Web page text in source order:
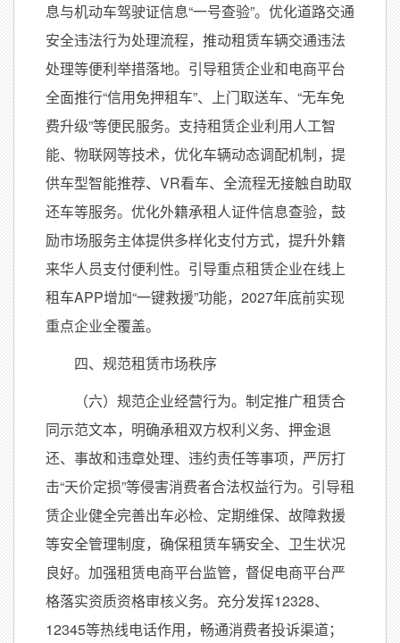
息与机动车驾驶证信息“一号查验”。优化道路交通
安全违法行为处理流程，推动租赁车辆交通违法
处理等便利举措落地。引导租赁企业和电商平台
全面推行“信用免押租车”、上门取送车、“无车免
费升级”等便民服务。支持租赁企业利用人工智
能、物联网等技术，优化车辆动态调配机制，提
供车型智能推荐、VR看车、全流程无接触自助取
还车等服务。优化外籍承租人证件信息查验，鼓
励市场服务主体提供多样化支付方式，提升外籍
来华人员支付便利性。引导重点租赁企业在线上
租车APP增加“一键救援”功能，2027年底前实现
重点企业全覆盖。
四、规范租赁市场秩序
（六）规范企业经营行为。制定推广租赁合
同示范文本，明确承租双方权利义务、押金退
还、事故和违章处理、违约责任等事项，严厉打
击“天价定损”等侵害消费者合法权益行为。引导租
赁企业健全完善出车必检、定期维保、故障救援
等安全管理制度，确保租赁车辆安全、卫生状况
良好。加强租赁电商平台监管，督促电商平台严
格落实资质资格审核义务。充分发挥12328、
12345等热线电话作用，畅通消费者投诉渠道；